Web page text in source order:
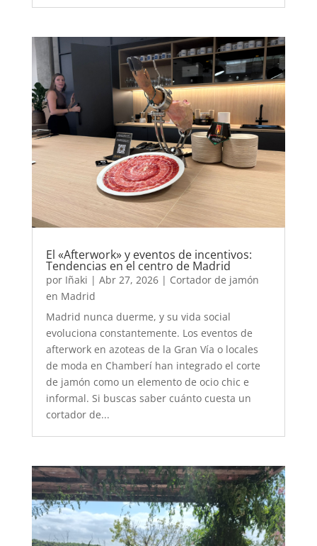
El «Afterwork» y eventos de incentivos:
Tendencias en el centro de Madrid
por Iñaki | Abr 27, 2026| Cortador de jamón
en Madrid
Madrid nunca duerme, y su vida social
evoluciona constantemente. Los eventos de
afterwork en azoteas de la Gran Vía o locales
de moda en Chamberí han integrado el corte
de jamón como un elemento de ocio chic e
informal. Si buscas saber cuánto cuesta un
cortador de...